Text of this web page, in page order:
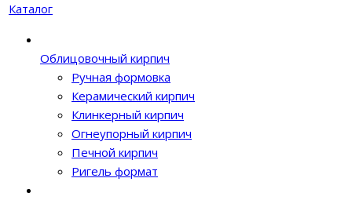
Каталог
Облицовочный кирпич
Ручная формовка
Керамический кирпич
Клинкерный кирпич
Огнеупорный кирпич
Печной кирпич
Ригель формат